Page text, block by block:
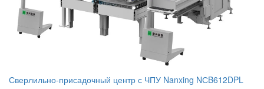
Сверлильно-присадочный центр с ЧПУ Nanxing NСB612DPL